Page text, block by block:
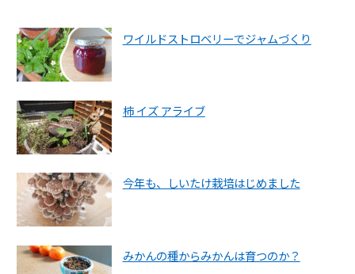
ワイルドストロベリーでジャムづくり
柿 イズ アライブ
今年も、しいたけ栽培はじめました
みかんの種からみかんは育つのか？